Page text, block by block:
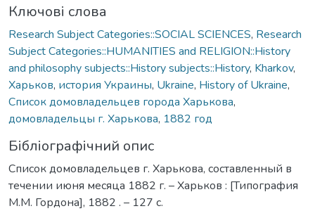
Ключові слова
Research Subject Categories::SOCIAL SCIENCES, Research
Subject Categories::HUMANITIES and RELIGION::History
and philosophy subjects::History subjects::History, Kharkov,
Харьков, история Украины, Ukraine, History of Ukraine,
Список домовладельцев города Харькова,
домовладельцы г. Харькова, 1882 год
Бібліографічний опис
Список домовладельцев г. Харькова, составленный в
течении июня месяца 1882 г. – Харьков : [Типография
М.М. Гордона], 1882 . – 127 с.